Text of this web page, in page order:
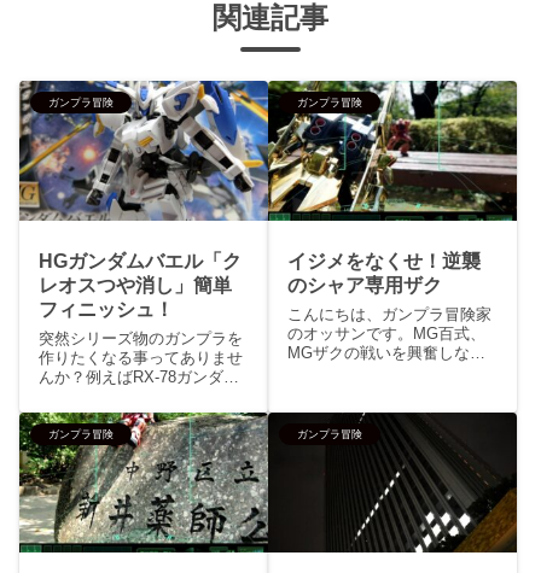
関連記事
ガンプラ冒険
HGガンダムバエル「ク
レオスつや消し」簡単
フィニッシュ！
突然シリーズ物のガンプラを
作りたくなる事ってありませ
んか？例えばRX-78ガンダム
専用ザクⅡも買う、RX-0ユニ
コーンガンダムを買ったら
MSN-06Sシナンジュも買うみ
たいな感じで敵対する組織の
モビルスーツはど...
ガンプラ冒険
イジメをなくせ！逆襲
のシャア専用ザク
こんにちは、ガンプラ冒険家
のオッサンです。MG百式、
MGザクの戦いを興奮しなが
落としてしまいました。当初
の予定... といってもその場
で考えたチープな演出は、百
式がザクを追い詰めるザクが
ガンプラ冒険 ガンプラ冒険